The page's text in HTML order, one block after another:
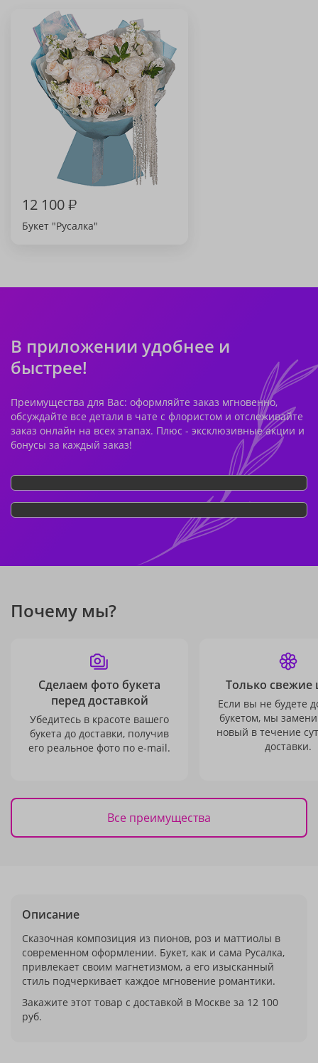
12 100₽
Букет "Русалка"
В приложении удобнее и
быстрее!
Преимущества для Вас: оформляйте заказ мгновенно,
обсуждайте все детали в чате с флористом и отслеживайте
заказ онлайн на всех этапах. Плюс - эксклюзивные акции и
бонусы за каждый заказ!
Почему мы?
Сделаем фото букета
перед доставкой
Убедитесь в красоте вашего
букета до доставки, получив
его реальное фото по e-mail.
Только свежие
Если вы не будете
букетом, мы
новый в течение
доставки.
Все преимущества
Описание
Сказочная композиция из пионов, роз и маттиолы в
современном оформлении. Букет, как и сама Русалка,
привлекает своим магнетизмом, а его изысканный
стиль подчеркивает каждое мгновение романтики.
Закажите этот товар с доставкой в Москве за 12 100
руб.